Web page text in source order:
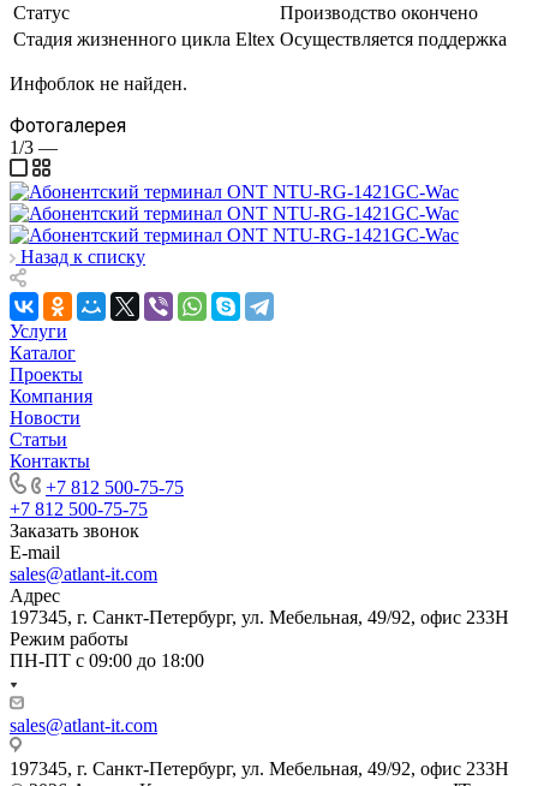
Статус
Производство окончено
Стадия жизненного цикла Eltex Осуществляется поддержка
Инфоблок не найден.
Фотогалерея
1/3 —
Назад к списку
Услуги
Каталог
Проекты
Компания
Новости
Статьи
Контакты
+7 812 500-75-75
+7 812 500-75-75
Заказать звонок
E-mail
sales@atlant-it.com
Адрес
197345, г. Санкт-Петербург, ул. Мебельная, 49/92, офис 233Н
Режим работы
ПН-ПТ с 09:00 до 18:00
sales@atlant-it.com
197345, г. Санкт-Петербург, ул. Мебельная, 49/92, офис 233Н